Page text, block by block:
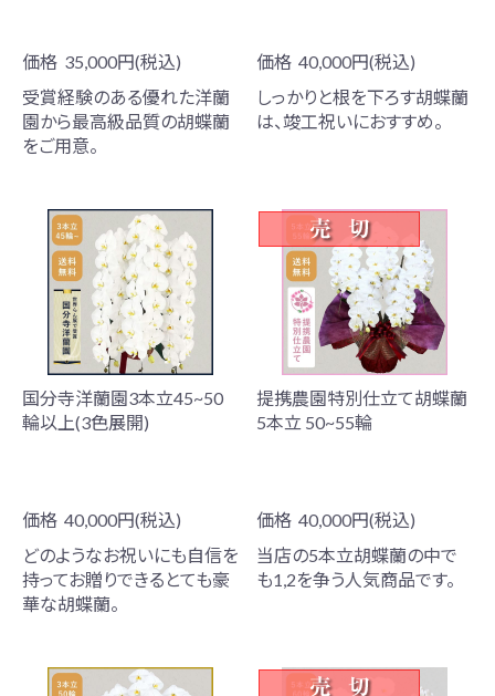
価格 35,000円(税込)
受賞経験のある優れた洋蘭
園から最高級品質の胡蝶蘭
をご用意。
価格 40,000円(税込)
しっかりと根を下ろす胡蝶蘭
は、竣工祝いにおすすめ。
国分寺洋蘭園3本立45~50
輪以上(3色展開)
価格 40,000円(税込)
どのようなお祝いにも自信を
持ってお贈りできるとても豪
華な胡蝶蘭。
提携農園特別仕立て胡蝶蘭
5本立 50~55輪
価格 40,000円(税込)
当店の5本立胡蝶蘭の中で
も1,2を争う人気商品です。